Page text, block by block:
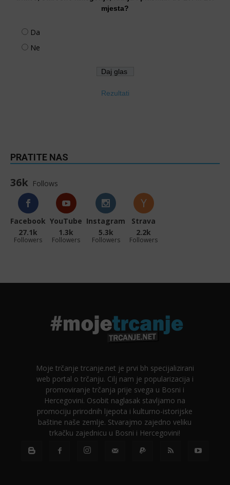
mjesta?
Da
Ne
Rezultati
PRATITE NAS
36k Follows
Facebook
27.1k
Followers
YouTube
1.3k
Followers
Instagram
5.3k
Followers
Strava
2.2k
Followers
Moje trčanje trcanje.net je prvi bh specijalizirani
web portal o trčanju. Cilj nam je popularizacija i
promoviranje trčanja prije svega u Bosni i
Hercegovini. Osobit naglasak stavljamo na
promociju prirodnih ljepota i kulturno-istorijske
baštine naše zemlje. Stvarajmo zajedno veliku
trkačku zajednicu u Bosni i Hercegovini!